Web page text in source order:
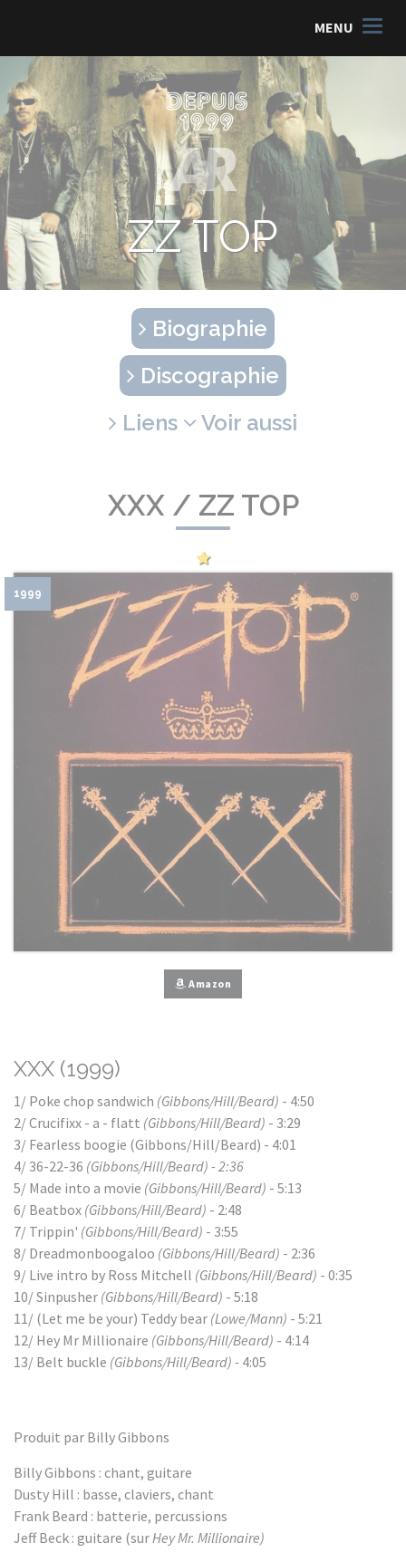
MENU
ZZ TOP
Biographie
Discographie
Liens
Voir aussi
XXX / ZZ TOP
1999
Amazon
XXX (1999)
1/ Poke chop sandwich (Gibbons/Hill/Beard) - 4:50
2/ Crucifixx - a - flatt (Gibbons/Hill/Beard) - 3:29
3/ Fearless boogie (Gibbons/Hill/Beard) - 4:01
4/ 36-22-36 (Gibbons/Hill/Beard) - 2:36
5/ Made into a movie (Gibbons/Hill/Beard) - 5:13
6/ Beatbox (Gibbons/Hill/Beard) - 2:48
7/ Trippin' (Gibbons/Hill/Beard) - 3:55
8/ Dreadmonboogaloo (Gibbons/Hill/Beard) - 2:36
9/ Live intro by Ross Mitchell (Gibbons/Hill/Beard) - 0:35
10/ Sinpusher (Gibbons/Hill/Beard) - 5:18
11/ (Let me be your) Teddy bear (Lowe/Mann) - 5:21
12/ Hey Mr Millionaire (Gibbons/Hill/Beard) - 4:14
13/ Belt buckle (Gibbons/Hill/Beard) - 4:05
Produit par Billy Gibbons
Billy Gibbons : chant, guitare
Dusty Hill : basse, claviers, chant
Frank Beard : batterie, percussions
Jeff Beck : guitare (surHey Mr. Millionaire)